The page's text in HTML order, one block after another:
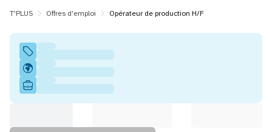
T'PLUS Offres d'emploi Opérateur de production H/F